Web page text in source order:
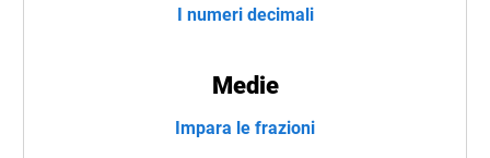
I numeri decimali
Medie
Impara le frazioni